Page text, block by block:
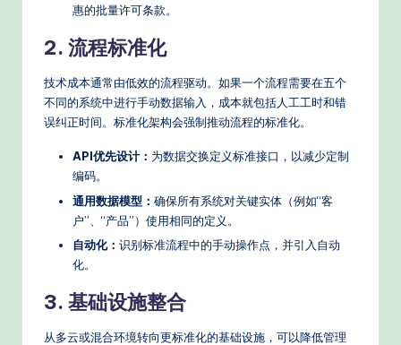
惠的批量许可条款。
2. 流程标准化
技术成本通常由低效的流程驱动。如果一个流程需要在五个
不同的系统中进行手动数据输入，成本就包括人工工时和错
误纠正时间。标准化架构会强制推动流程的标准化。
API优先设计： 为数据交换定义标准接口，以减少定制
编码。
通用数据模型： 确保所有系统对关键实体（例如“客
户”、“产品”）使用相同的定义。
自动化： 识别标准流程中的手动操作点，并引入自动
化。
3. 基础设施整合
从多云或混合环境转向更标准化的基础设施，可以降低管理